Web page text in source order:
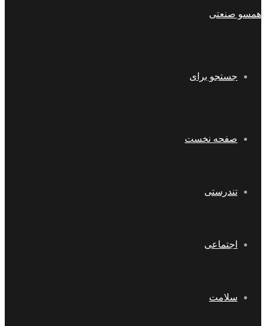
همسو صنعتی
جستجو برای
صفحه نخست
تندرستی
اجتماعی
سلامت